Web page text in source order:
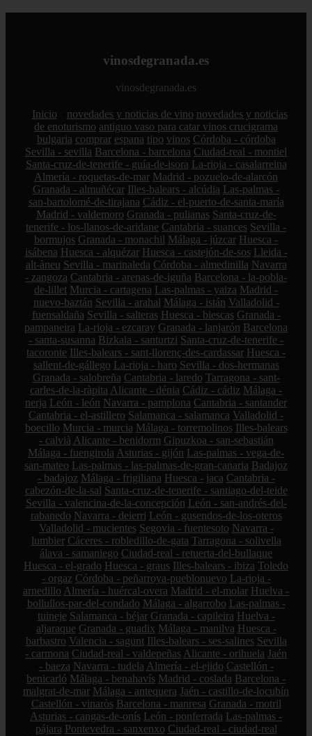
vinosdegranada.es
vinosdegranada.es
Inicio novedades y noticias de vino novedades y noticias
de enoturismo antiguo vaso para catar vinos crucigrama
bulgaria comprar espana tipo vinos Córdoba - córdoba
Sevilla - sevilla Barcelona - barcelona Ciudad-real - montiel
Santa-cruz-de-tenerife - guía-de-isora La-rioja - casalarreina
Almería - roquetas-de-mar Madrid - pozuelo-de-alarcón
Granada - almuñécar Illes-balears - alcúdia Las-palmas -
san-bartolomé-de-tirajana Cádiz - el-puerto-de-santa-maría
Madrid - valdemoro Granada - pulianas Santa-cruz-de-
tenerife - los-llanos-de-aridane Cantabria - suances Sevilla -
bormujos Granada - monachil Málaga - júzcar Huesca -
isábena Huesca - alquézar Huesca - castejón-de-sos Lleida -
alt-àneu Sevilla - marinaleda Córdoba - almedinilla Navarra
- zangoza Cantabria - arenas-de-iguña Barcelona - la-pobla-
de-lillet Murcia - cartagena Las-palmas - yaiza Madrid -
nuevo-baztán Sevilla - arahal Málaga - istán Valladolid -
fuensaldaña Sevilla - salteras Huesca - biescas Granada -
pampaneira La-rioja - ezcaray Granada - lanjarón Barcelona
- santa-susanna Bizkaia - santurtzi Santa-cruz-de-tenerife -
tacoronte Illes-balears - sant-llorenç-des-cardassar Huesca -
sallent-de-gállego La-rioja - haro Sevilla - dos-hermanas
Granada - salobreña Cantabria - laredo Tarragona - sant-
carles-de-la-ràpita Alicante - dénia Cádiz - cádiz Málaga -
nerja León - león Navarra - pamplona Cantabria - santander
Cantabria - el-astillero Salamanca - salamanca Valladolid -
boecillo Murcia - murcia Málaga - torremolinos Illes-balears
- calvià Alicante - benidorm Gipuzkoa - san-sebastián
Málaga - fuengirola Asturias - gijón Las-palmas - vega-de-
san-mateo Las-palmas - las-palmas-de-gran-canaria Badajoz
- badajoz Málaga - frigiliana Huesca - jaca Cantabria -
cabezón-de-la-sal Santa-cruz-de-tenerife - santiago-del-teide
Sevilla - valencina-de-la-concepción León - san-andrés-del-
rabanedo Navarra - deierri León - gusendos-de-los-oteros
Valladolid - mucientes Segovia - fuentesoto Navarra -
lumbier Cáceres - robledillo-de-gata Tarragona - solivella
álava - samaniego Ciudad-real - retuerta-del-bullaque
Huesca - el-grado Huesca - graus Illes-balears - ibiza Toledo
- orgaz Córdoba - peñarroya-pueblonuevo La-rioja -
arnedillo Almería - huércal-overa Madrid - el-molar Huelva -
bollullos-par-del-condado Málaga - algarrobo Las-palmas -
tuineje Salamanca - béjar Granada - capileira Huelva -
aljaraque Granada - guadix Málaga - manilva Huesca -
barbastro Valencia - sagunt Illes-balears - ses-salines Sevilla
- carmona Ciudad-real - valdepeñas Alicante - orihuela Jaén
- baeza Navarra - tudela Almería - el-ejido Castellón -
benicarló Málaga - benahavís Madrid - coslada Barcelona -
malgrat-de-mar Málaga - antequera Jaén - castillo-de-locubín
Castellón - vinaròs Barcelona - manresa Granada - motril
Asturias - cangas-de-onís León - ponferrada Las-palmas -
pájara Pontevedra - sanxenxo Ciudad-real - ciudad-real